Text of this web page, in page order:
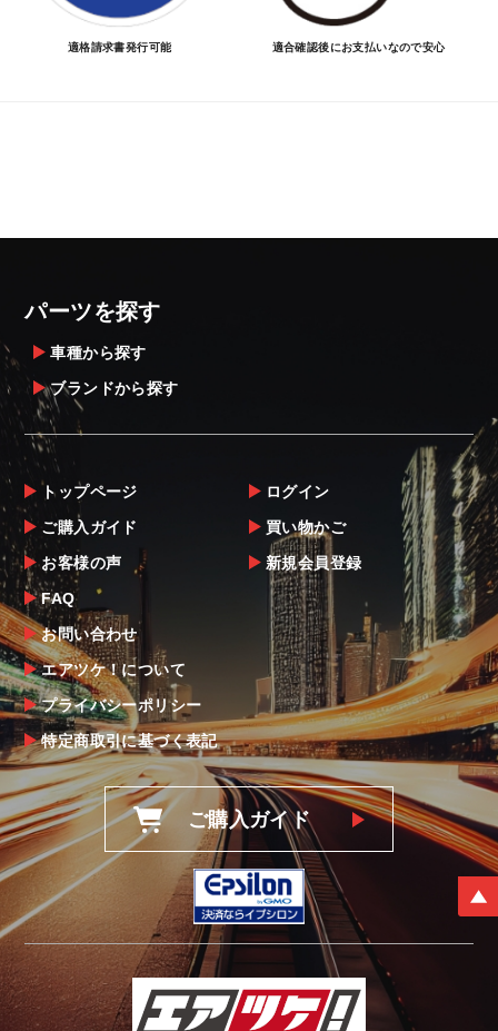
適格請求書発行可能 適合確認後にお支払いなので安心
パーツを探す
車種から探す
ブランドから探す
トップページ
ご購入ガイド
お客様の声
FAQ
お問い合わせ
エアツケ！について
プライバシーポリシー
特定商取引に基づく表記
ログイン
買い物かご
新規会員登録
ご購入ガイド